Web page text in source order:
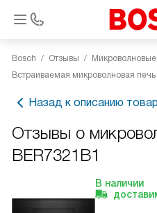
Bosch Отзывы
Встраиваемая микроволновая печь
Назад к описанию
Отзывы о
BER7321B1
В наличии